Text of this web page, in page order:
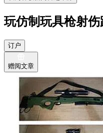
玩仿制玩具枪射
订户
赠阅文章